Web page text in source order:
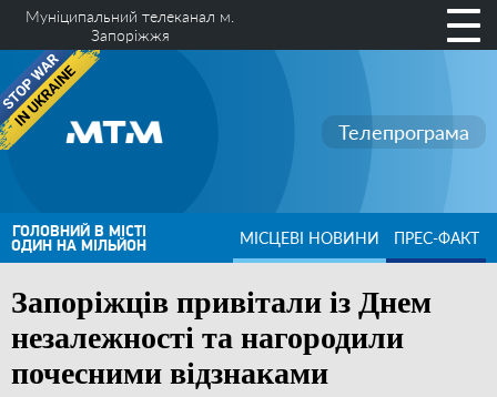
Муніципальний телеканал м.
Запоріжжя
Телепрограма
ГОЛОВНИЙ В МІСТІ
ОДИН НА МІЛЬЙОН МІСЦЕВІ НОВИНИ ПРЕС-ФАКТ
Запоріжців привітали із Днем
незалежності та нагородили
почесними відзнаками